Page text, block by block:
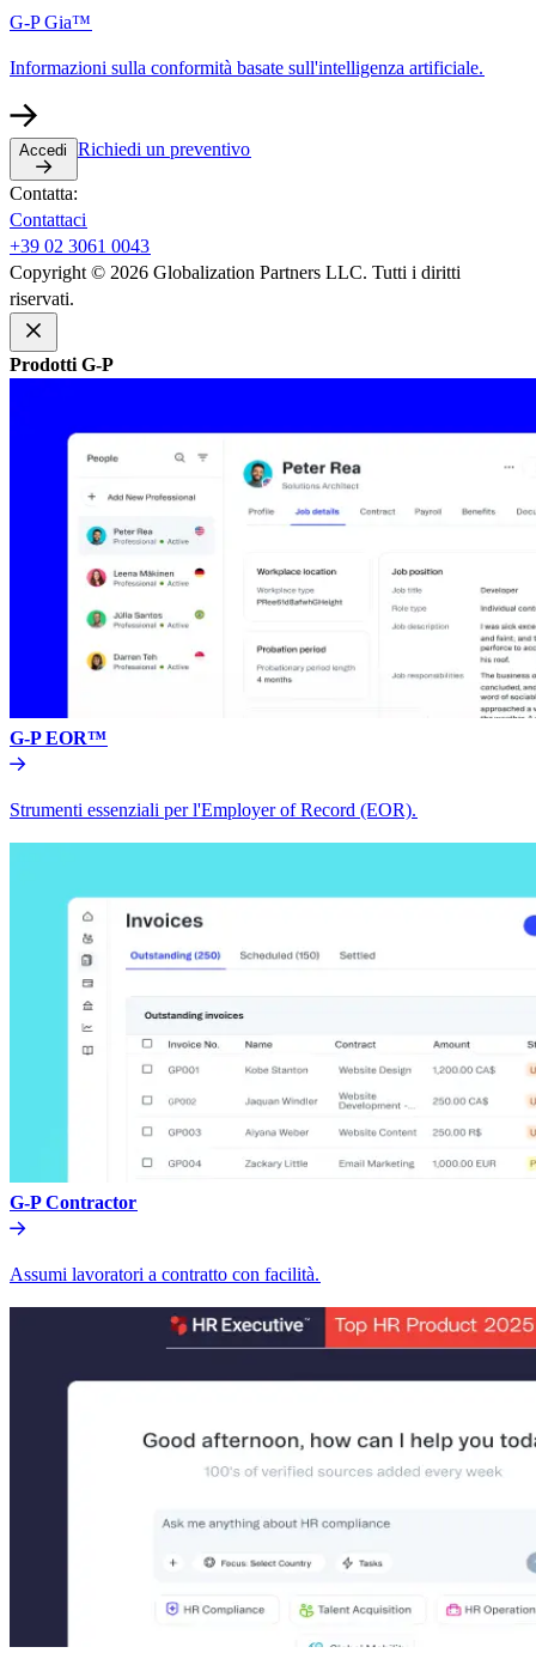
G-P Gia™​​
Informazioni sulla conformità basate sull'intelligenza artificiale.​​
Accedi​​ Richiedi un preventivo​​
Contatta:​​
Contattaci​​
+39 02 3061 0043​​
Copyright © 2026 Globalization Partners LLC. Tutti i diritti
riservati.​​
Prodotti G-P​​
G-P EOR™​​
Strumenti essenziali per l'Employer of Record (EOR).​​
G-P Contractor​​
Assumi lavoratori a contratto con facilità.​​